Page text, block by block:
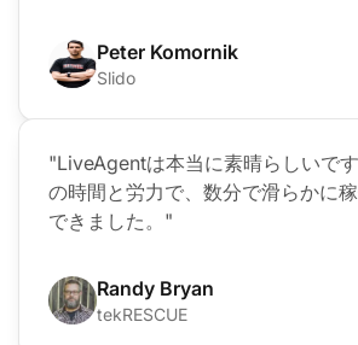
Peter Komornik
Slido
"LiveAgentは本当に素晴らしいで
の時間と労力で、数分で滑らかに
できました。"
Randy Bryan
tekRESCUE